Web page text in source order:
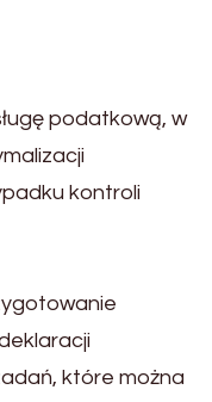
podatkową, w
kontroli
które można